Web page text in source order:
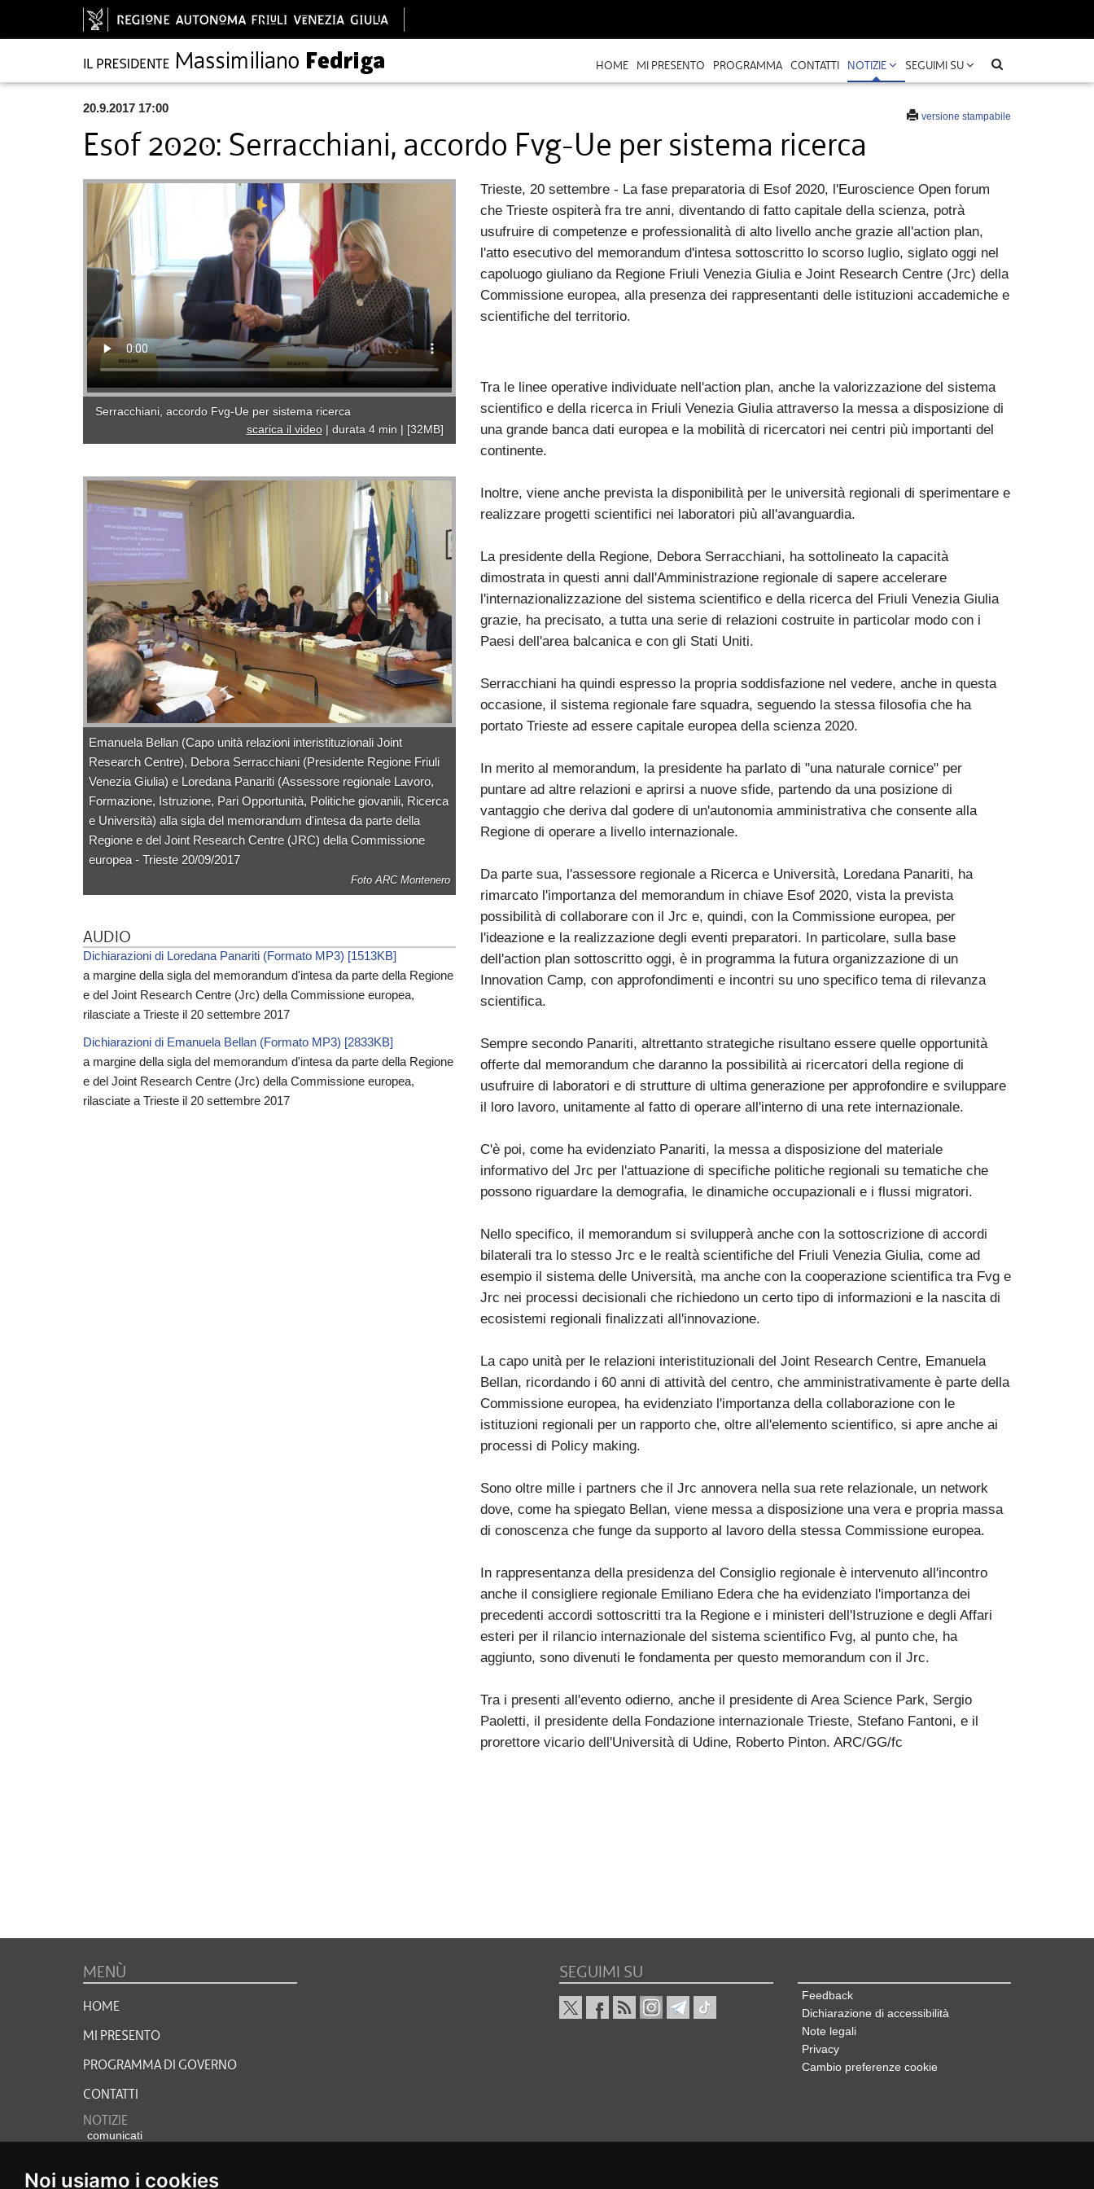
Noi usiamo i cookies
HOME MI PRESENTO PROGRAMMA CONTATTI NOTIZIE SEGUIMI SU
versione stampabile
20.9.2017 17:00
Esof 2020: Serracchiani, accordo Fvg-Ue per sistema ricerca
Serracchiani, accordo Fvg-Ue per sistema ricerca
scarica il video| durata 4 min | [32MB]
Emanuela Bellan (Capo unità relazioni interistituzionali Joint
Research Centre), Debora Serracchiani (Presidente Regione Friuli
Venezia Giulia) e Loredana Panariti (Assessore regionale Lavoro,
Formazione, Istruzione, Pari Opportunità, Politiche giovanili, Ricerca
e Università) alla sigla del memorandum d'intesa da parte della
Regione e del Joint Research Centre (JRC) della Commissione
europea - Trieste 20/09/2017
Foto ARC Montenero
AUDIO
Dichiarazioni di Loredana Panariti (Formato MP3) [1513KB]
a margine della sigla del memorandum d'intesa da parte della Regione
e del Joint Research Centre (Jrc) della Commissione europea,
rilasciate a Trieste il 20 settembre 2017
Dichiarazioni di Emanuela Bellan (Formato MP3) [2833KB]
a margine della sigla del memorandum d'intesa da parte della Regione
e del Joint Research Centre (Jrc) della Commissione europea,
rilasciate a Trieste il 20 settembre 2017
Trieste, 20 settembre - La fase preparatoria di Esof 2020, l'Euroscience Open forum
che Trieste ospiterà fra tre anni, diventando di fatto capitale della scienza, potrà
usufruire di competenze e professionalità di alto livello anche grazie all'action plan,
l'atto esecutivo del memorandum d'intesa sottoscritto lo scorso luglio, siglato oggi nel
capoluogo giuliano da Regione Friuli Venezia Giulia e Joint Research Centre (Jrc) della
Commissione europea, alla presenza dei rappresentanti delle istituzioni accademiche e
scientifiche del territorio.
Tra le linee operative individuate nell'action plan, anche la valorizzazione del sistema
scientifico e della ricerca in Friuli Venezia Giulia attraverso la messa a disposizione di
una grande banca dati europea e la mobilità di ricercatori nei centri più importanti del
continente.
Inoltre, viene anche prevista la disponibilità per le università regionali di sperimentare e
realizzare progetti scientifici nei laboratori più all'avanguardia.
La presidente della Regione, Debora Serracchiani, ha sottolineato la capacità
dimostrata in questi anni dall'Amministrazione regionale di sapere accelerare
l'internazionalizzazione del sistema scientifico e della ricerca del Friuli Venezia Giulia
grazie, ha precisato, a tutta una serie di relazioni costruite in particolar modo con i
Paesi dell'area balcanica e con gli Stati Uniti.
Serracchiani ha quindi espresso la propria soddisfazione nel vedere, anche in questa
occasione, il sistema regionale fare squadra, seguendo la stessa filosofia che ha
portato Trieste ad essere capitale europea della scienza 2020.
In merito al memorandum, la presidente ha parlato di "una naturale cornice" per
puntare ad altre relazioni e aprirsi a nuove sfide, partendo da una posizione di
vantaggio che deriva dal godere di un'autonomia amministrativa che consente alla
Regione di operare a livello internazionale.
Da parte sua, l'assessore regionale a Ricerca e Università, Loredana Panariti, ha
rimarcato l'importanza del memorandum in chiave Esof 2020, vista la prevista
possibilità di collaborare con il Jrc e, quindi, con la Commissione europea, per
l'ideazione e la realizzazione degli eventi preparatori. In particolare, sulla base
dell'action plan sottoscritto oggi, è in programma la futura organizzazione di un
Innovation Camp, con approfondimenti e incontri su uno specifico tema di rilevanza
scientifica.
Sempre secondo Panariti, altrettanto strategiche risultano essere quelle opportunità
offerte dal memorandum che daranno la possibilità ai ricercatori della regione di
usufruire di laboratori e di strutture di ultima generazione per approfondire e sviluppare
il loro lavoro, unitamente al fatto di operare all'interno di una rete internazionale.
C'è poi, come ha evidenziato Panariti, la messa a disposizione del materiale
informativo del Jrc per l'attuazione di specifiche politiche regionali su tematiche che
possono riguardare la demografia, le dinamiche occupazionali e i flussi migratori.
Nello specifico, il memorandum si svilupperà anche con la sottoscrizione di accordi
bilaterali tra lo stesso Jrc e le realtà scientifiche del Friuli Venezia Giulia, come ad
esempio il sistema delle Università, ma anche con la cooperazione scientifica tra Fvg e
Jrc nei processi decisionali che richiedono un certo tipo di informazioni e la nascita di
ecosistemi regionali finalizzati all'innovazione.
La capo unità per le relazioni interistituzionali del Joint Research Centre, Emanuela
Bellan, ricordando i 60 anni di attività del centro, che amministrativamente è parte della
Commissione europea, ha evidenziato l'importanza della collaborazione con le
istituzioni regionali per un rapporto che, oltre all'elemento scientifico, si apre anche ai
processi di Policy making.
Sono oltre mille i partners che il Jrc annovera nella sua rete relazionale, un network
dove, come ha spiegato Bellan, viene messa a disposizione una vera e propria massa
di conoscenza che funge da supporto al lavoro della stessa Commissione europea.
In rappresentanza della presidenza del Consiglio regionale è intervenuto all'incontro
anche il consigliere regionale Emiliano Edera che ha evidenziato l'importanza dei
precedenti accordi sottoscritti tra la Regione e i ministeri dell'Istruzione e degli Affari
esteri per il rilancio internazionale del sistema scientifico Fvg, al punto che, ha
aggiunto, sono divenuti le fondamenta per questo memorandum con il Jrc.
Tra i presenti all'evento odierno, anche il presidente di Area Science Park, Sergio
Paoletti, il presidente della Fondazione internazionale Trieste, Stefano Fantoni, e il
prorettore vicario dell'Università di Udine, Roberto Pinton. ARC/GG/fc
MENÙ
HOME
MI PRESENTO
PROGRAMMA DI GOVERNO
CONTATTI
NOTIZIE
comunicati
foto
SEGUIMI SU
Feedback
Dichiarazione di accessibilità
Note legali
Privacy
Cambio preferenze cookie